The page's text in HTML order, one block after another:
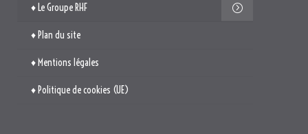
♦ Le Groupe RHF
♦ Plan du site
♦ Mentions légales
♦ Politique de cookies (UE)